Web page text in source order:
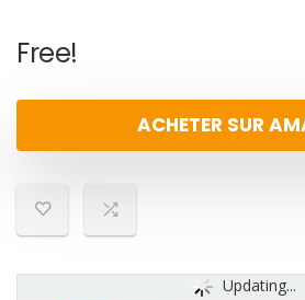
Free!
ACHETER SUR
Updating...